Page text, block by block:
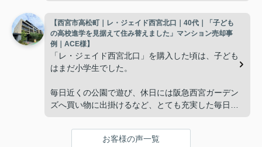
インフィニティエステートさんへ相談すると、「パ
ークナード西宮北口」の査定だけでなく、住み替え
先とのスケジュールや資金計画まで丁寧にサポート
してくださいました。
販売活動では、西宮北口駅へのアクセス、阪急西宮
ガーデンズ、医療機関や買い物施設など、将来も安
した。
子どもたちはそれぞれ別の仕事に就いており、
「将来、このビルの管理を任せるのは難しいかもし
れない。」
と家族で話し合うようになりました。
インフィニティエステートさんへ相談すると、収益
投資家向けの販売方法をご提案いただきました。
【西宮市高松町｜レ・ジェイド西宮北口｜40代｜「子ども
の高校進学を見据えて住み替えました」マンション売却事
例｜ACE様】
「レ・ジェイド西宮北口」を購入した頃は、子ども
はまだ小学生でした。
毎日近くの公園で遊び、休日には阪急西宮ガーデン
ズへ買い物に出掛けるなど、とても充実した毎日を
年月が経ち、子どもが高校進学を意識する年齢にな
お客様の声一覧